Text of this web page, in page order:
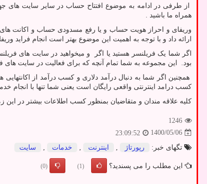
از طرفی در ادامه به موضوع افتتاح حساب در سایر سایت های
همراه ما باشید .
وریفای و احراز هویت حساب و یا رفع مسدودی حساب و اکانت های
ارائه داد و با توجه به اهمیت این موضوع بهتر است انجام فراید
اگر شما یک فریلنسر هستید یا اگر و میخواهید در سایت های
بود. این مجموعه به شما تمام آنچه که برای فعالیت در سایت های
همچنین اگر شما به دنبال درآمد دلاری و کسب درآمد از
کسب درامد اینترنتی واقعی رایگان است یعنی شما تنها با انجام
کلیه علاقه مندان و متقاضیان بمنظور کسب اطلاعات بیشتر در
1246
1400/05/06
23:09:52
تگهای خبر:
رپورتاژ , اینترنت , خدمات , سایت
این مطلب را می پسندید؟ (1)
(0)